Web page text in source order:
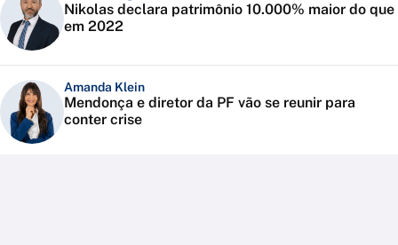
Nikolas declara patrimônio 10.000% maior do que
em 2022
Amanda Klein
Mendonça e diretor da PF vão se reunir para
conter crise